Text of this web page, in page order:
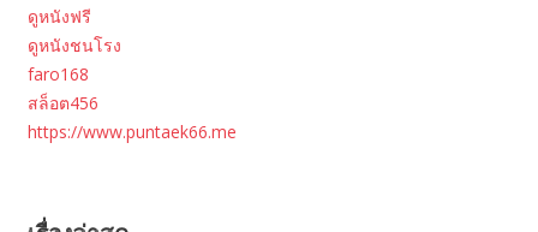
ดูหนังฟรี
ดูหนังชนโรง
faro168
สล็อต456
https://www.puntaek66.me